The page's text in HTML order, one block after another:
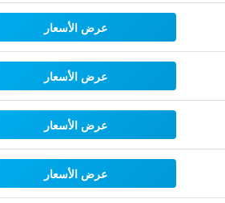
عرض الأسعار
عرض الأسعار
عرض الأسعار
عرض الأسعار